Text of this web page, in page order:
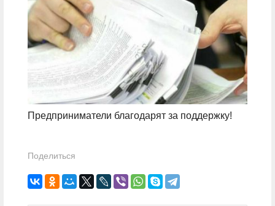
Предприниматели благодарят за поддержку!
Поделиться